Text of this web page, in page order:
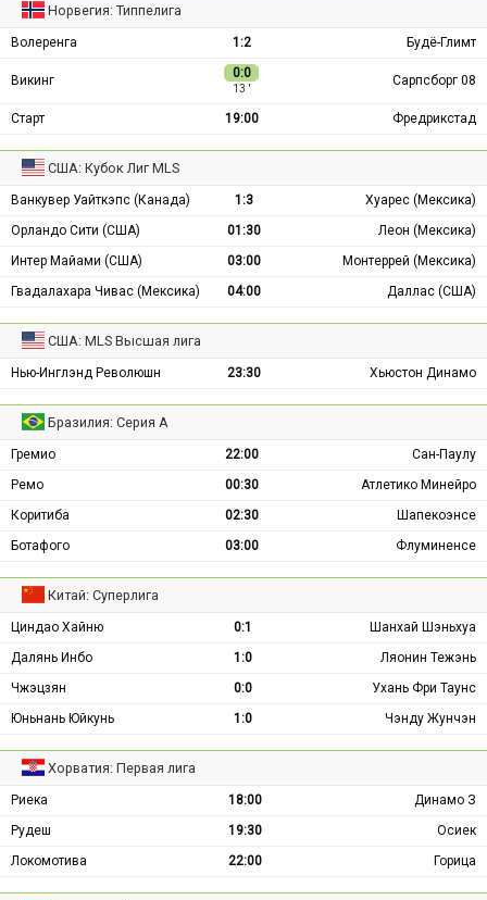
Норвегия: Типпелига
Волеренга 1:2 Будё-Глимт
Викинг 0:0
13 ′
Сарпсборг 08
Старт 19:00 Фредрикстад
США: Кубок Лиг MLS
Ванкувер Уайткэпс (Канада) 1:3
Хуарес (Мексика)
Орландо Сити (США)
01:30
Леон (Мексика)
Интер Майами (США)
03:00
Монтеррей (Мексика)
Гвадалахара Чивас (Мексика)
04:00 Даллас (США)
США: MLS Высшая лига
Нью-Инглэнд Революшн 23:30 Хьюстон Динамо
Бразилия: Серия А
Гремио 22:00
Сан-Паулу
Ремо
00:30
Атлетико Минейро
Коритиба
02:30
Шапекоэнсе
Ботафого
03:00 Флуминенсе
Китай: Суперлига
Циндао Хайню 0:1
Шанхай Шэньхуа
Далянь Инбо
1:0
Ляонин Тежэнь
Чжэцзян
0:0
Ухань Фри Таунс
Юньнань Юйкунь
1:0 Чэнду Жунчэн
Хорватия: Первая лига
Риека 18:00
Динамо З
Рудеш
19:30
Осиек
Локомотива
22:00 Горица